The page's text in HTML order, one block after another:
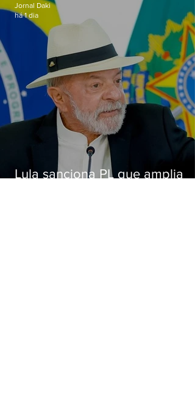
Lula sanciona PL que amplia
Jornal Daki
há 1 dia